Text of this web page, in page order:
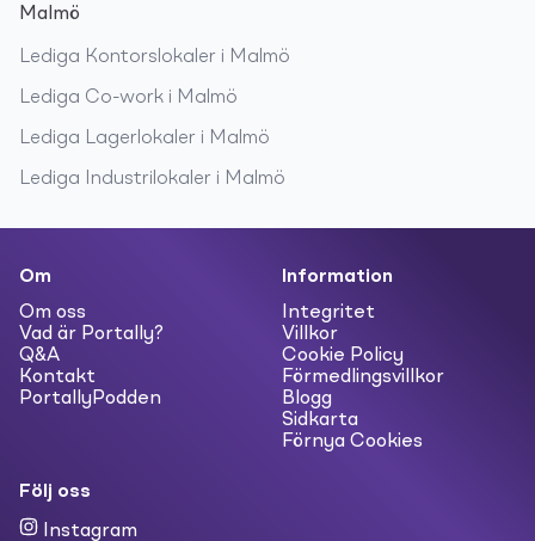
Malmö
Lediga Kontorslokaler i Malmö
Lediga Co-work i Malmö
Lediga Lagerlokaler i Malmö
Lediga Industrilokaler i Malmö
Om
Om oss
Vad är Portally?
Q&A
Kontakt
PortallyPodden
Information
Integritet
Villkor
Cookie Policy
Förmedlingsvillkor
Blogg
Sidkarta
Förnya Cookies
Följ oss
Instagram